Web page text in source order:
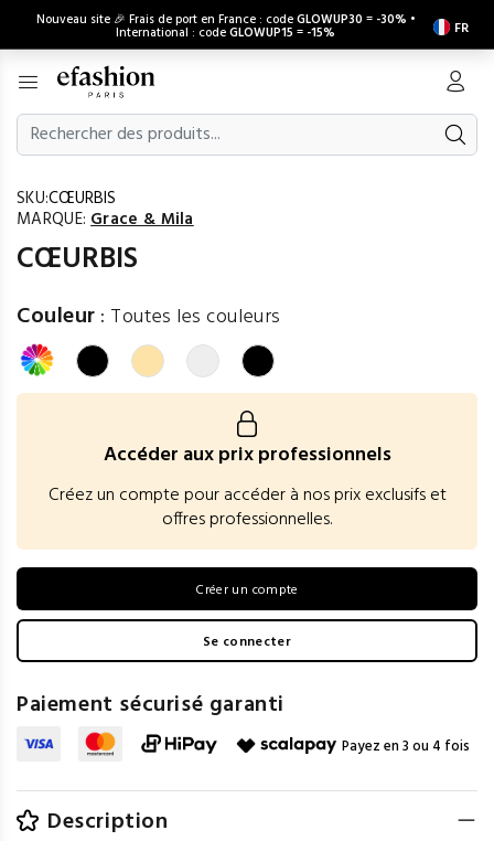
Nouveau site 🎉 Frais de port en France : codeGLOWUP30 = -30% •
International : codeGLOWUP15 = -15% FR
SKU:CŒURBIS
MARQUE: Grace & Mila
CŒURBIS
Couleur : Toutes les couleurs
Accéder aux prix professionnels
Créez un compte pour accéder à nos prix exclusifs et
offres professionnelles.
Créer un compte
Se connecter
Paiement sécurisé garanti
Payez en 3 ou 4 fois
Description